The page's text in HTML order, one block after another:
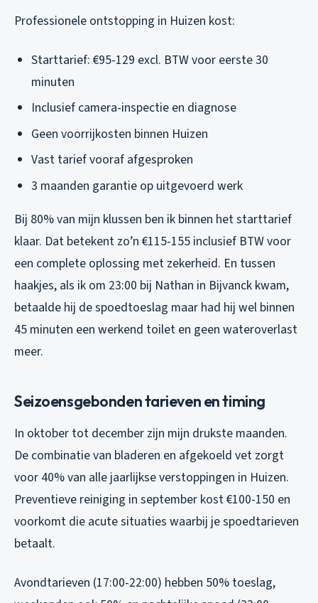
Professionele ontstopping in Huizen kost:
Starttarief: €95-129 excl. BTW voor eerste 30
minuten
Inclusief camera-inspectie en diagnose
Geen voorrijkosten binnen Huizen
Vast tarief vooraf afgesproken
3 maanden garantie op uitgevoerd werk
Bij 80% van mijn klussen ben ik binnen het starttarief
klaar. Dat betekent zo’n €115-155 inclusief BTW voor
een complete oplossing met zekerheid. En tussen
haakjes, als ik om 23:00 bij Nathan in Bijvanck kwam,
betaalde hij de spoedtoeslag maar had hij wel binnen
45 minuten een werkend toilet en geen wateroverlast
meer.
Seizoensgebonden tarieven en timing
In oktober tot december zijn mijn drukste maanden.
De combinatie van bladeren en afgekoeld vet zorgt
voor 40% van alle jaarlijkse verstoppingen in Huizen.
Preventieve reiniging in september kost €100-150 en
voorkomt die acute situaties waarbij je spoedtarieven
betaalt.
Avondtarieven (17:00-22:00) hebben 50% toeslag,